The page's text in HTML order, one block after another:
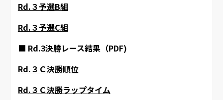
Rd.３予選B組
Rd.３予選C組
■ Rd.3決勝レース結果（PDF)
Rd.３Ｃ決勝順位
Rd.３Ｃ決勝ラップタイム